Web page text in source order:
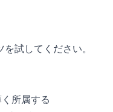
試してください。
所属する